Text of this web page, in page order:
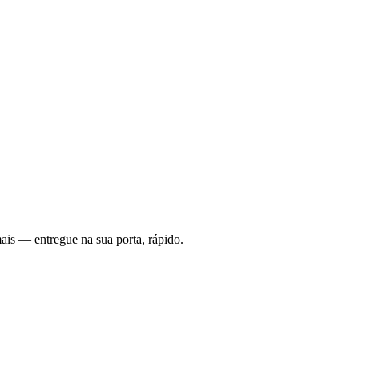
— entregue na sua porta, rápido.